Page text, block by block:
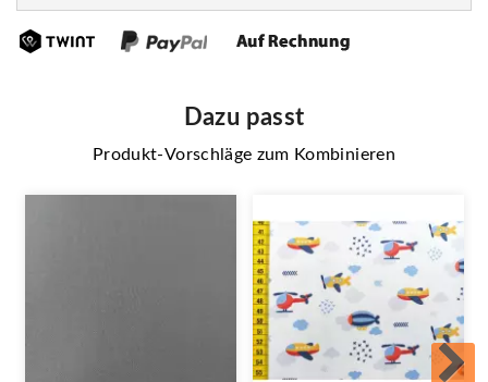
Dazu passt
Produkt-Vorschläge zum Kombinieren